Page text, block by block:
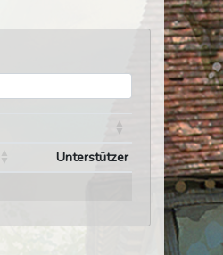
Unterstützer